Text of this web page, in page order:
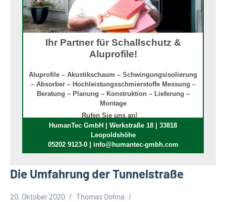
Ihr Partner für Schallschutz &
Aluprofile!
Aluprofile – Akustikschaum – Schwingungsisolierung
– Absorber – Hochleistungsschmierstoffe Messung –
Beratung – Planung – Konstruktion – Lieferung –
Montage
Rufen Sie uns an!
HumanTec GmbH | Werkstraße 18 | 33818
Leopoldshöhe
05202 9123-0 | info@humantec-gmbh.com
Die Umfahrung der Tunnelstraße
20. Oktober 2020 Thomas Dohna